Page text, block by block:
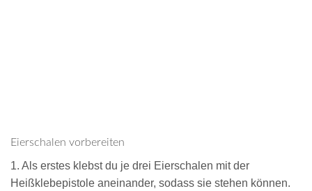
Eierschalen vorbereiten
1. Als erstes klebst du je drei Eierschalen mit der
Heißklebepistole aneinander, sodass sie stehen können.